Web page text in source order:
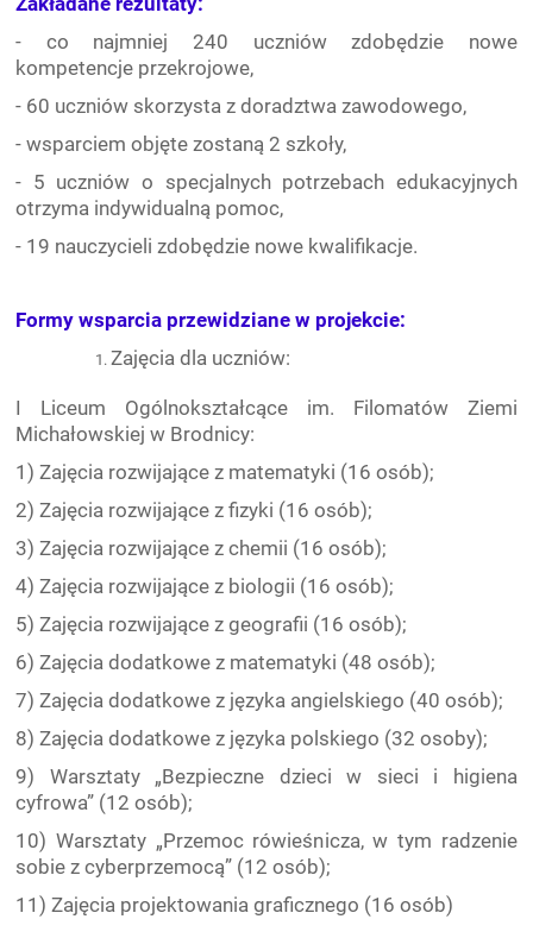
- co najmniej 240 uczniów zdobędzie nowe
kompetencje przekrojowe,
- 60 uczniów skorzysta z doradztwa zawodowego,
- wsparciem objęte zostaną 2 szkoły,
- 5 uczniów o specjalnych potrzebach edukacyjnych
otrzyma indywidualną pomoc,
- 19 nauczycieli zdobędzie nowe kwalifikacje.
Formy wsparcia przewidziane w projekcie:
Zajęcia dla uczniów:
I Liceum Ogólnokształcące im. Filomatów Ziemi
Michałowskiej w Brodnicy:
1) Zajęcia rozwijające z matematyki (16 osób);
2) Zajęcia rozwijające z fizyki (16 osób);
3) Zajęcia rozwijające z chemii (16 osób);
4) Zajęcia rozwijające z biologii (16 osób);
5) Zajęcia rozwijające z geografii (16 osób);
6) Zajęcia dodatkowe z matematyki (48 osób);
7) Zajęcia dodatkowe z języka angielskiego (40 osób);
8) Zajęcia dodatkowe z języka polskiego (32 osoby);
9) Warsztaty „Bezpieczne dzieci w sieci i higiena
cyfrowa” (12 osób);
10) Warsztaty „Przemoc rówieśnicza, w tym radzenie
sobie z cyberprzemocą” (12 osób);
11) Zajęcia projektowania graficznego (16 osób)